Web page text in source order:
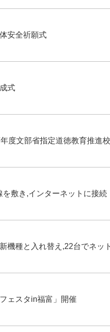
安全祈願式
式
度文部省指定道徳教育推進
を敷き,インターネットに接続
機種と入れ替え,22台でネッ
フェスタin福富」開催